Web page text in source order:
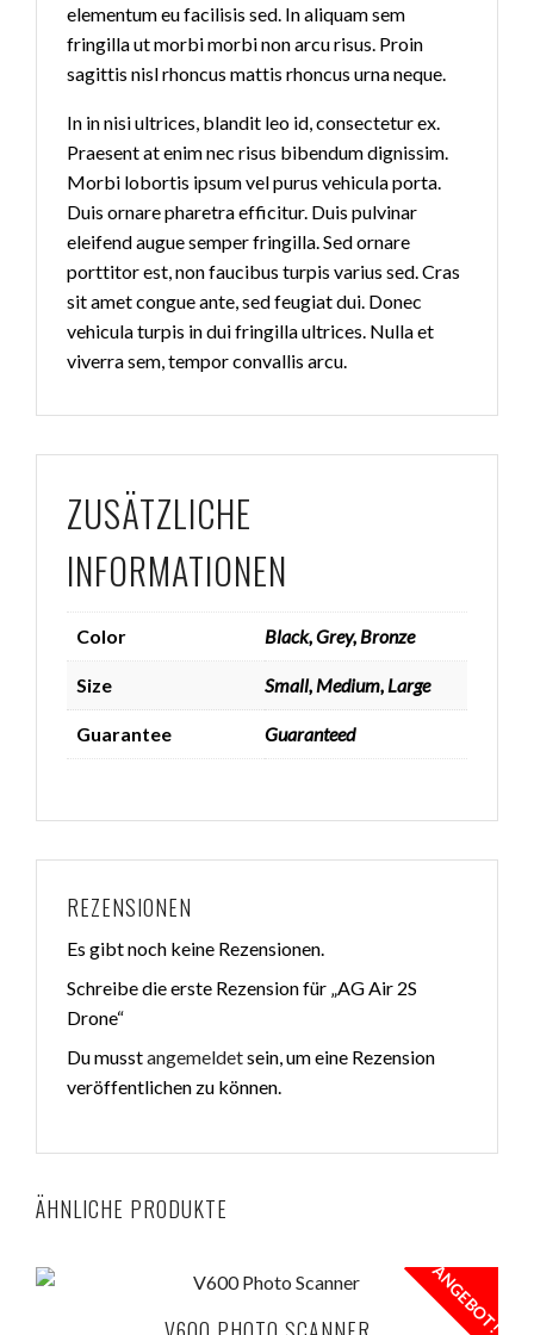
elementum eu facilisis sed. In aliquam sem
fringilla ut morbi morbi non arcu risus. Proin
sagittis nisl rhoncus mattis rhoncus urna neque.
In in nisi ultrices, blandit leo id, consectetur ex.
Praesent at enim nec risus bibendum dignissim.
Morbi lobortis ipsum vel purus vehicula porta.
Duis ornare pharetra efficitur. Duis pulvinar
eleifend augue semper fringilla. Sed ornare
porttitor est, non faucibus turpis varius sed. Cras
sit amet congue ante, sed feugiat dui. Donec
vehicula turpis in dui fringilla ultrices. Nulla et
viverra sem, tempor convallis arcu.
ZUSÄTZLICHE
INFORMATIONEN
Color Black, Grey, Bronze
Size Small, Medium, Large
Guarantee Guaranteed
REZENSIONEN
Es gibt noch keine Rezensionen.
Schreibe die erste Rezension für „AG Air 2S
Drone“
Du musstangemeldetsein, um eine Rezension
veröffentlichen zu können.
ÄHNLICHE PRODUKTE
ANGEBOT!